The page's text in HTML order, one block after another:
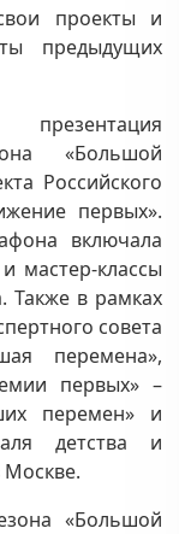
проекты и
предыдущих
«Большой
Российского
первых».
включала
мастер-классы
Также в рамках
совета
перемена»,
первых» –
перемен» и
детства и
«Большой